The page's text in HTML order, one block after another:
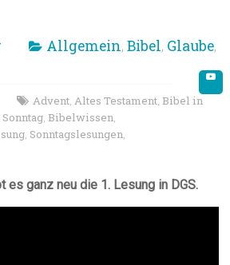
Allgemein,Bibel, Glaube,
Advent Altes Testament Bibel in
Bibelwissen
Sonntagslesungen
es ganz neu die 1. Lesung in DGS.